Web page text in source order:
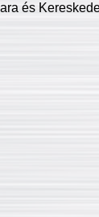
és